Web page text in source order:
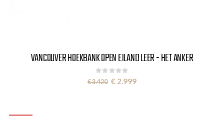
VANCOUVER HOEKBANK OPEN EILAND LEER - HET ANKER
Rating:
0%
€ 3.420 Special
Price
€ 2.999